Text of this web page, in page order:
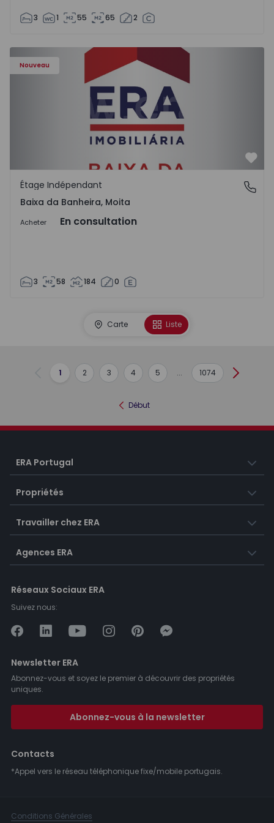
3 1 55 65 2
Nouveau
Étage Indépendant T3 Moita, Baixa da Banheira -
Baixa da Banheira, Moita
Étage Indépendant
Baixa da Banheira, Moita
Acheter En consultation
3 58 184 0
Carte Liste
Précédent
1 2 3 4 5 ... 1074 Suivant
Début
ERA Portugal
Propriétés
Travailler chez ERA
Agences ERA
Réseaux Sociaux ERA
Suivez nous:
Newsletter ERA
Abonnez-vous et soyez le premier à découvrir des propriétés
uniques.
Abonnez-vous à la newsletter
Contacts
*Appel vers le réseau téléphonique fixe/mobile portugais.
Conditions Générales